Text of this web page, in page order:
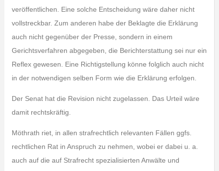
veröffentlichen. Eine solche Entscheidung wäre daher nicht
vollstreckbar. Zum anderen habe der Beklagte die Erklärung
auch nicht gegenüber der Presse, sondern in einem
Gerichtsverfahren abgegeben, die Berichterstattung sei nur ein
Reflex gewesen. Eine Richtigstellung könne folglich auch nicht
in der notwendigen selben Form wie die Erklärung erfolgen.
Der Senat hat die Revision nicht zugelassen. Das Urteil wäre
damit rechtskräftig.
Möthrath riet, in allen strafrechtlich relevanten Fällen ggfs.
rechtlichen Rat in Anspruch zu nehmen, wobei er dabei u. a.
auch auf die auf Strafrecht spezialisierten Anwälte und